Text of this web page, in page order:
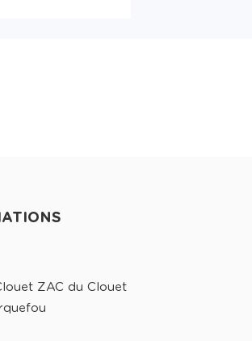
ZAC du Clouet